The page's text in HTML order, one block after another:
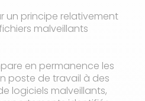
un principe relativement
malveillants
en permanence les
poste de travail à des
logiciels malveillants,